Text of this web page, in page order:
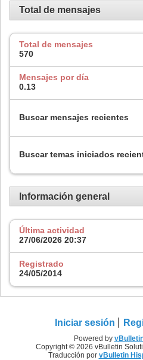
Total de mensajes
Total de mensajes
570
Mensajes por día
0.13
Buscar mensajes recientes
Buscar temas iniciados
Información general
Última actividad
27/06/2026 20:37
Registrado
24/05/2014
Iniciar sesión
Powered by
Copyright © 2026 vBulletin
Traducción por vBulletin